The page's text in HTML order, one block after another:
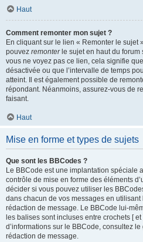
Haut
Comment remonter mon sujet ?
En cliquant sur le lien « Remonter le sujet
pouvez remonterle sujet en haut du forum
vous ne voyez pas ce lien, cela signifie
désactivée ou que l’intervalle de temps
atteint. Il est également possible de
répondant. Néanmoins, assurez-vous de
faisant.
Haut
Mise en forme et types de sujets
Que sont les BBCodes ?
Le BBCode est une implantation spéciale
contrôle de mise en forme des éléments
décider si vous pouvez utiliser les
dans chacun de vos messages en
rédaction de message. Le BBCode lui-
les balises sont incluses entre crochets [
d’informations sur le BBCode, consultez
rédaction de message.